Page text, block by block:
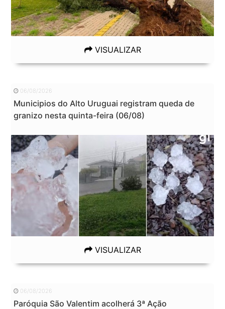
VISUALIZAR
06/08/2026
Municipios do Alto Uruguai registram queda de
granizo nesta quinta-feira (06/08)
VISUALIZAR
06/08/2026
Paróquia São Valentim acolherá 3ª Ação